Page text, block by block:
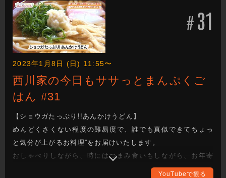
地の食材をどのように調理していくか、ぜひご覧ください。
完成した料理は番組公式Instagramに掲載しますので、こちら
もチェックしてください。（アカウント名：
nisikawa_manpukugohan）
#31
2023年1月8日 (日) 11:55〜
西川家の今日もササっとまんぷくご
はん #31
【ショウガたっぷり!!あんかけうどん】
めんどくさくない程度の難易度で、誰でも真似できてちょっ
と気分が上がるお料理”をお届けいたします。
おしゃべりしながら、時にはつまみ食いもしながら、お年寄
りからお子様まで家族みんなが喜ぶまんぷく感のある一品を
YouTubeで観る